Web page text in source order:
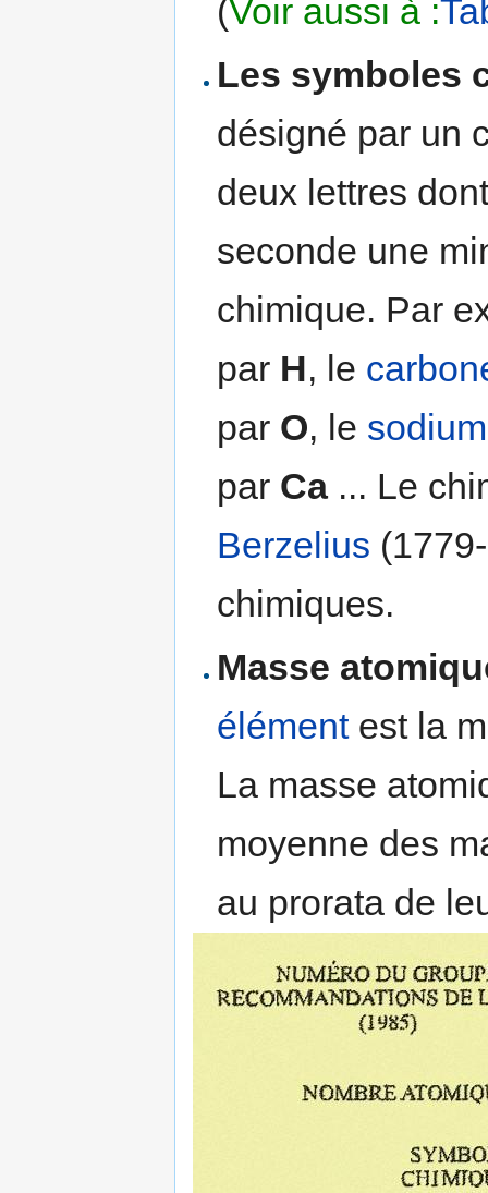
(Voir aussi à :
Les symboles
désigné par un
deux lettres
seconde une
chimique. Par
par H, le
par O, le sodium
par Ca... Le
Berzelius
chimiques.
Masse
élémentest la
La masse
moyenne des
au prorata de